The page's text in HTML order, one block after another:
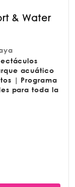
& Water
acuático
| Programa
para toda la